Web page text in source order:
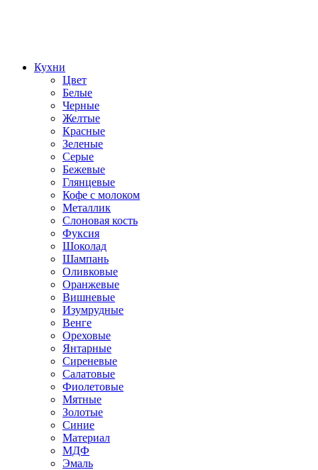
Кухни
Цвет
Белые
Черные
Желтые
Красные
Зеленые
Серые
Бежевые
Глянцевые
Кофе с молоком
Металлик
Слоновая кость
Фуксия
Шоколад
Шампань
Оливковые
Оранжевые
Вишневые
Изумрудные
Венге
Ореховые
Янтарные
Сиреневые
Салатовые
Фиолетовые
Мятные
Золотые
Синие
Материал
МДФ
Эмаль